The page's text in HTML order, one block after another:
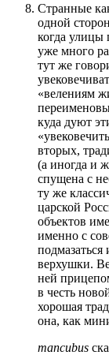
Странные
одной
когда улицы
уже много
тут же
«велениям
куда дуют
вторых,
(а иногда и
спущена с
ту же
царской
объектов
именно с
верхушки.
ней
в честь
хорошая
она, как
mancubus